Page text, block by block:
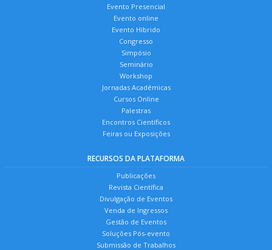
Evento Presencial
Evento online
Evento Híbrido
Congresso
Simpósio
Seminário
Workshop
Jornadas Acadêmicas
Cursos Online
Palestras
Encontros Científicos
Feiras ou Exposições
RECURSOS DA PLATAFORMA
Publicações
Revista Científica
Divulgação de Eventos
Venda de Ingressos
Gestão de Eventos
Soluções Pós-evento
Submissão de Trabalhos